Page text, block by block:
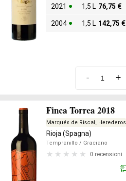
2021 1,5 L 76,75 €
2004 1,5 L 142,75 €
- +
Finca Torrea 2018
Marqués de Riscal, Herederos
Rioja (Spagna)
Tempranillo / Graciano
0 recensioni